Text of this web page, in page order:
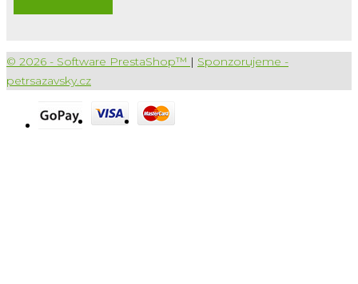
© 2026 - Software PrestaShop™ | Sponzorujeme -
petrsazavsky.cz